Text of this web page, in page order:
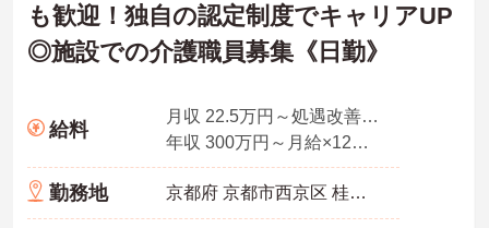
も歓迎！独自の認定制度でキャリアUP
◎施設での介護職員募集《日勤》
給料
月収 22.5万円～処遇改善手当、特定処遇手当、業務手当
年収 300万円～月給×12ヶ月＋賞与
勤務地 京都府 京都市西京区 桂朝日町123